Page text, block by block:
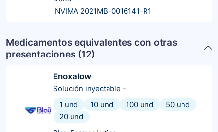
INVIMA 2021MB-0016141-R1
Medicamentos equivalentes con otras
presentaciones (12)
Enoxalow
Solución inyectable -
1 und
10 und 100 und
50 und
20 und